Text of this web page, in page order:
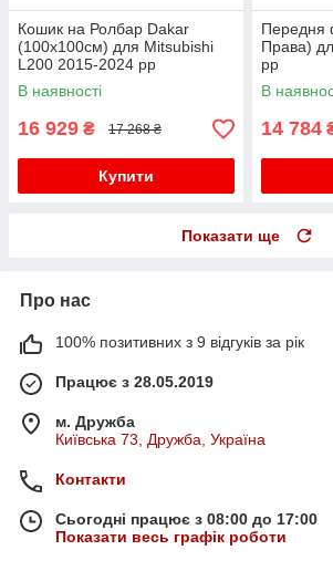
Кошик на Ролбар Dakar
(100x100см) для Mitsubishi
L200 2015-2024 рр
В наявності
16 929 ₴ 17 268 ₴
Купити
Передня
Права)
рр
В
14 784
Показати ще
Про нас
100% позитивних з 9 відгуків за рік
Працює з 28.05.2019
м. Дружба
Київська 73, Дружба, Україна
Контакти
Сьогодні працює з 08:00 до 17:00
Показати весь графік роботи